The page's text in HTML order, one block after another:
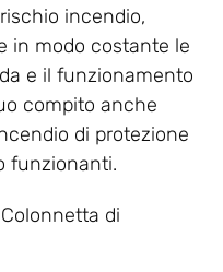
incendio,
in modo costante le
e il funzionamento
compito anche
di protezione
funzionanti.
Colonnetta di